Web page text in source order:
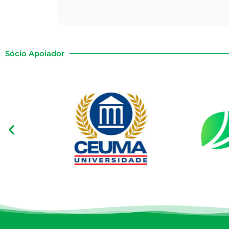
Sócio Apoiador